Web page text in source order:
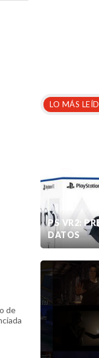
de
LO MÁS
PS VR2:
DATOS